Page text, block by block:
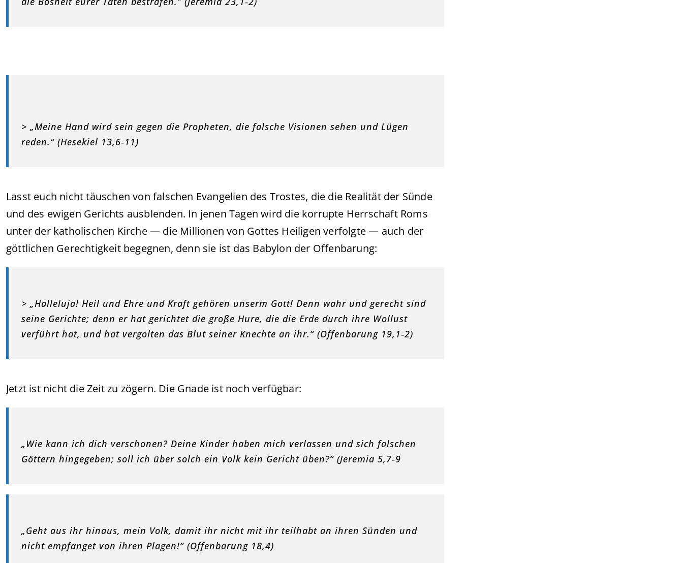
> „Meine Hand wird sein gegen die Propheten, die falsche Visionen sehen und Lügen
reden.“ (Hesekiel 13,6‑11)
Lasst euch nicht täuschen von falschen Evangelien des Trostes, die die Realität der Sünde
und des ewigen Gerichts ausblenden. In jenen Tagen wird die korrupte Herrschaft Roms
unter der katholischen Kirche — die Millionen von Gottes Heiligen verfolgte — auch der
göttlichen Gerechtigkeit begegnen, denn sie ist das Babylon der Offenbarung:
> „Halleluja! Heil und Ehre und Kraft gehören unserm Gott! Denn wahr und gerecht sind
seine Gerichte; denn er hat gerichtet die große Hure, die die Erde durch ihre Wollust
verführt hat, und hat vergolten das Blut seiner Knechte an ihr.“ (Offenbarung 19,1‑2)
Jetzt ist nicht die Zeit zu zögern. Die Gnade ist noch verfügbar:
„Wie kann ich dich verschonen? Deine Kinder haben mich verlassen und sich falschen
Göttern hingegeben; soll ich über solch ein Volk kein Gericht üben?“ (Jeremia 5,7‑9
„Geht aus ihr hinaus, mein Volk, damit ihr nicht mit ihr teilhabt an ihren Sünden und
nicht empfanget von ihren Plagen!“ (Offenbarung 18,4)